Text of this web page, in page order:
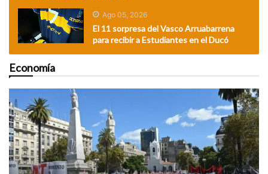
Ago 05, 2026
El 11 sorpresa del Vasco Arruabarrena
para recibir a Estudiantes en el Ducó
Economía